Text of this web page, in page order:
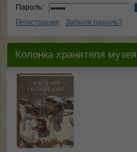
Пароль:
Регистрация
Забыли пароль?
Колонка хранителя музея